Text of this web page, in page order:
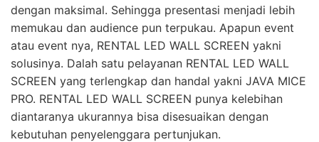
dengan maksimal. Sehingga presentasi menjadi lebih
memukau dan audience pun terpukau. Apapun event
atau event nya, RENTAL LED WALL SCREEN yakni
solusinya. Dalah satu pelayanan RENTAL LED WALL
SCREEN yang terlengkap dan handal yakni JAVA MICE
PRO. RENTAL LED WALL SCREEN punya kelebihan
diantaranya ukurannya bisa disesuaikan dengan
kebutuhan penyelenggara pertunjukan.